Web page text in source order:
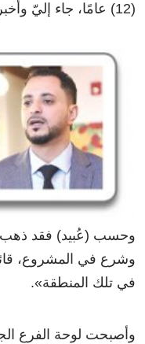
(12) عامًا، جاء إليّ وأخبرني أن لديه شيئًا ما لأجلي».
وحسب (عُبيد) فقد ذهب
وشرع في المشروع،
في تلك المنطقة».
وأصبحت لوحة الفرع